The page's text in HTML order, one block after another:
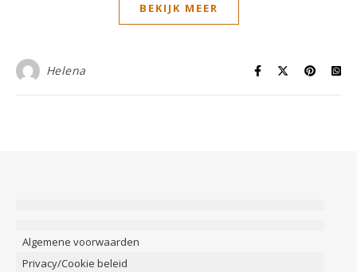
BEKIJK MEER
Helena
Algemene voorwaarden
Privacy/Cookie beleid